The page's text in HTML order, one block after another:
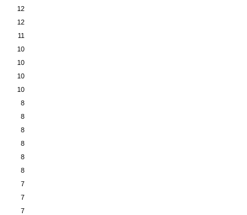
12
12
11
10
10
10
10
8
8
8
8
8
8
7
7
7